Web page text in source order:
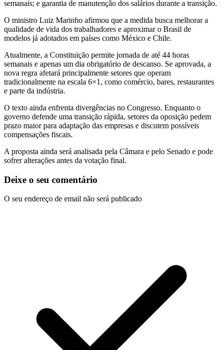
semanais; e garantia de manutenção dos salários durante a transição.
O ministro Luiz Marinho afirmou que a medida busca melhorar a
qualidade de vida dos trabalhadores e aproximar o Brasil de
modelos já adotados em países como México e Chile.
Atualmente, a Constituição permite jornada de até 44 horas
semanais e apenas um dia obrigatório de descanso. Se aprovada, a
nova regra afetará principalmente setores que operam
tradicionalmente na escala 6×1, como comércio, bares, restaurantes
e parte da indústria.
O texto ainda enfrenta divergências no Congresso. Enquanto o
governo defende uma transição rápida, setores da oposição pedem
prazo maior para adaptação das empresas e discutem possíveis
compensações fiscais.
A proposta ainda será analisada pela Câmara e pelo Senado e pode
sofrer alterações antes da votação final.
Deixe o seu comentário
O seu endereço de email não será publicado